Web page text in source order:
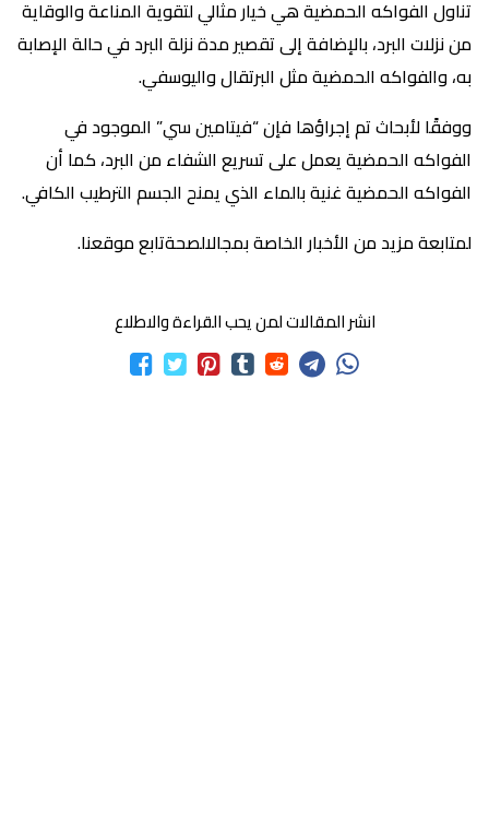
تناول الفواكه الحمضية هي خيار مثالي لتقوية المناعة والوقاية
من نزلات البرد، بالإضافة إلى تقصير مدة نزلة البرد في حالة الإصابة
به، والفواكه الحمضية مثل البرتقال واليوسفي.
ووفقًا لأبحاث تم إجراؤها فإن “فيتامين سي” الموجود في
الفواكه الحمضية يعمل على تسريع الشفاء من البرد، كما أن
الفواكه الحمضية غنية بالماء الذي يمنح الجسم الترطيب الكافي.
لمتابعة مزيد من الأخبار الخاصة بمجالالصحةتابع موقعنا.
انشر المقالات لمن يحب القراءة والاطلاع